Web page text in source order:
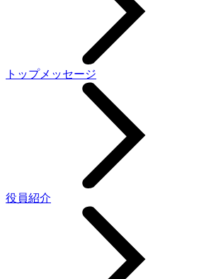
トップメッセージ
役員紹介